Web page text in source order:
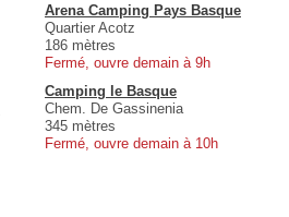
Arena Camping Pays Basque
Quartier Acotz
186 mètres
Fermé, ouvre demain à 9h
Camping le Basque
Chem. De Gassinenia
345 mètres
Fermé, ouvre demain à 10h